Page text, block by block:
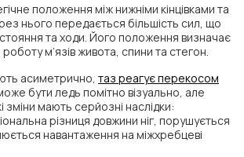
положення між нижніми кінцівками та
нього передається більшість сил, що
та ходи. Його положення визначає
м’язів живота, спини та стегон.
асиметрично, таз реагує перекосом
бути ледь помітно візуально, але
зміни мають серйозні наслідки:
різниця довжини ніг, порушується
навантаження на міжхребцеві